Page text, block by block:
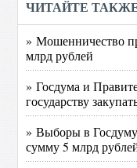
ЧИТАЙТЕ
» Мошенничество
млрд рублей
» Госдума и
государству
» Выборы в
сумму 5 млрд